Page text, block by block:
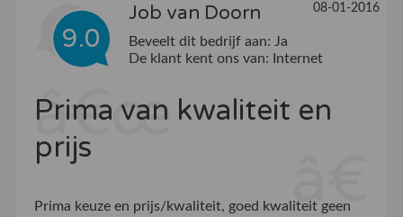
9.0
Job van Doorn 08-01-2016
Beveelt dit bedrijf aan: Ja
De klant kent ons van:
Internet
Prima van kwaliteit en
prijs
Prima keuze en prijs/kwaliteit, goed kwaliteit geen